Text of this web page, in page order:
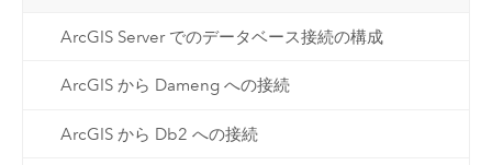
ArcGIS Server でのデータベース接続の構成
ArcGIS から Dameng への接続
ArcGIS から Db2 への接続